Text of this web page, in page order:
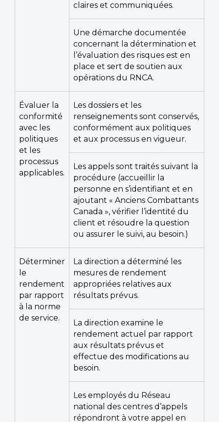
claires et communiquées.
Une démarche documentée
concernant la détermination et
l’évaluation des risques est en
place et sert de soutien aux
opérations du RNCA.
Évaluer la
conformité
avec les
politiques
et les
processus
applicables.
Les dossiers et les
renseignements sont conservés,
conformément aux politiques
et aux processus en vigueur.
Les appels sont traités suivant la
procédure (accueillir la
personne en s’identifiant et en
ajoutant « Anciens Combattants
Canada », vérifier l’identité du
client et résoudre la question
ou assurer le suivi, au besoin.)
Déterminer
le
rendement
par rapport
à la norme
de service.
La direction a déterminé les
mesures de rendement
appropriées relatives aux
résultats prévus.
La direction examine le
rendement actuel par rapport
aux résultats prévus et
effectue des modifications au
besoin.
Les employés du Réseau
national des centres d’appels
répondront à votre appel en